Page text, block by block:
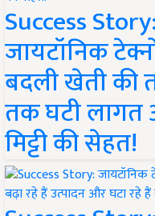
Success
जायटॉनिक
बदली खेती की
तक घटी लागत
मिट्टी की सेहत!